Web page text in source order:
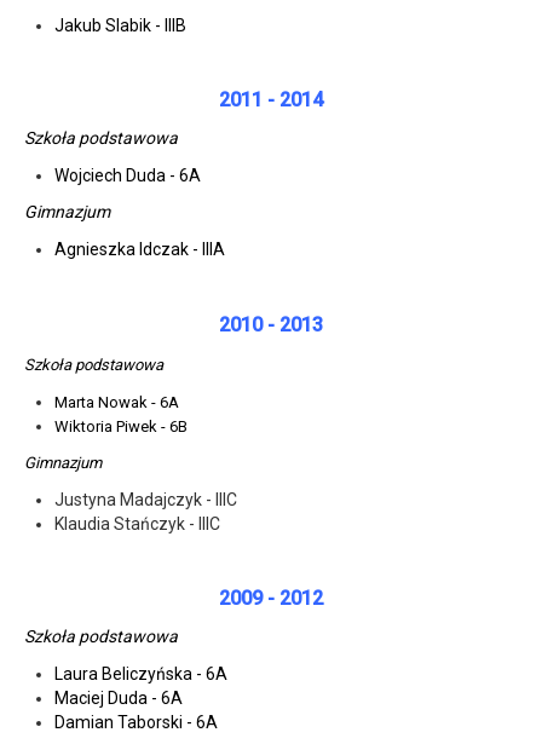
Jakub Slabik - IIIB
2011 - 2014
Szkoła podstawowa
Wojciech Duda - 6A
Gimnazjum
Agnieszka Idczak - IIIA
2010 - 2013
Szkoła podstawowa
Marta Nowak - 6A
Wiktoria Piwek - 6B
Gimnazjum
Justyna Madajczyk - IIIC
Klaudia Stańczyk - IIIC
2009 - 2012
Szkoła podstawowa
Laura Beliczyńska - 6A
Maciej Duda - 6A
Damian Taborski - 6A